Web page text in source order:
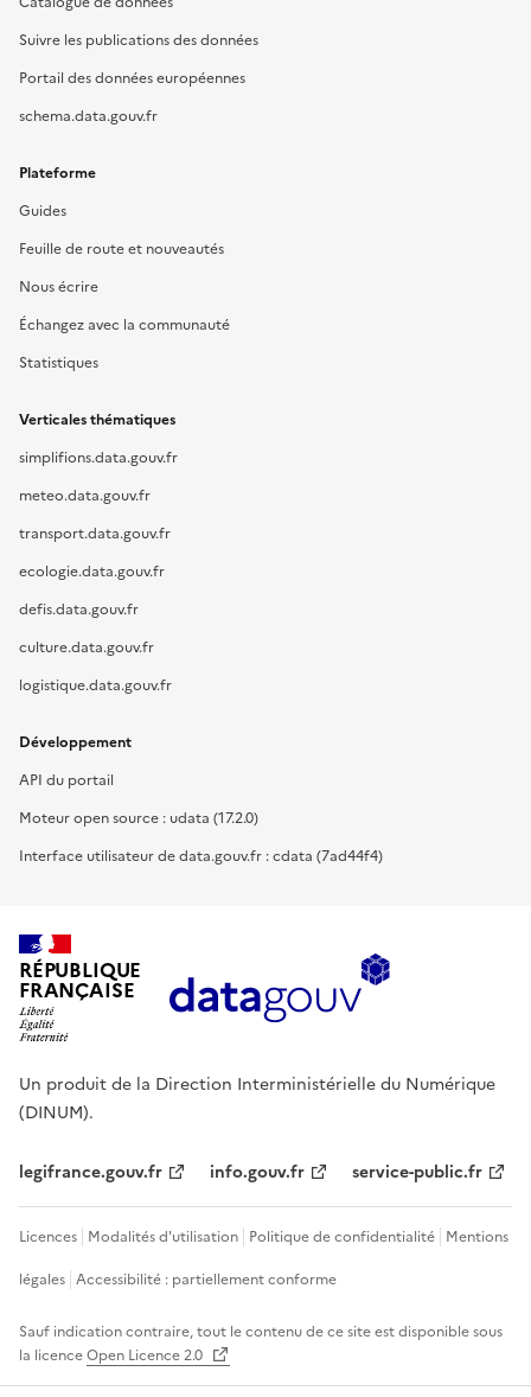
Suivre les publications des données
Portail des données européennes
schema.data.gouv.fr
Plateforme
Guides
Feuille de route et nouveautés
Nous écrire
Échangez avec la communauté
Statistiques
Verticales thématiques
simplifions.data.gouv.fr
meteo.data.gouv.fr
transport.data.gouv.fr
ecologie.data.gouv.fr
defis.data.gouv.fr
culture.data.gouv.fr
logistique.data.gouv.fr
Développement
API du portail
Moteur open source : udata (17.2.0)
Interface utilisateur de data.gouv.fr : cdata (7ad44f4)
RÉPUBLIQUE
FRANÇAISE
Un produit de la Direction Interministérielle du Numérique
(DINUM).
legifrance.gouv.fr info.gouv.fr service-public.fr
Licences Modalités d'utilisation Politique de confidentialité Mentions
légales Accessibilité : partiellement conforme
Sauf indication contraire, tout le contenu de ce site est disponible sous
la licenceOpen Licence 2.0